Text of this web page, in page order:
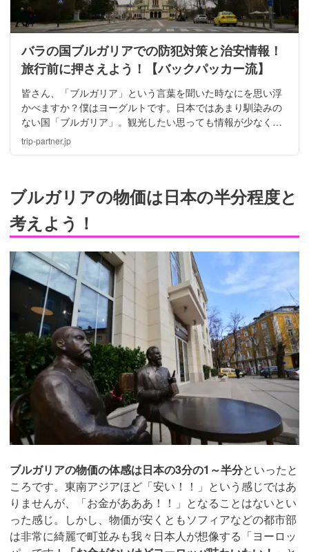
バラの国ブルガリアでの防犯対策と治安情報！
旅行前に押さえよう！【バックパッカー流】
皆さん、「ブルガリア」という言葉を聞いた時なにを思い浮
かべますか？僕はヨーグルトです。日本ではあまり馴染みの
ない国「ブルガリア」。観光したい思っても情報が少なく治
安など不安なことがありますよね。今回は、ブルガリアで注
意すべきことと治安情報をお届け！
trip-partner.jp
ブルガリアの物価は日本の半分程度と
考えよう！
ブルガリアの物価の体感は日本の3分の1～半分といったと
ころです。東南アジアほど「安い！！」という感じではあ
りませんが、「お金があああ！！」となることはないとい
った感じ。しかし、物価が安くともソフィアなどの都市部
は非常に綺麗で町並みも我々日本人が想像する「ヨーロッ